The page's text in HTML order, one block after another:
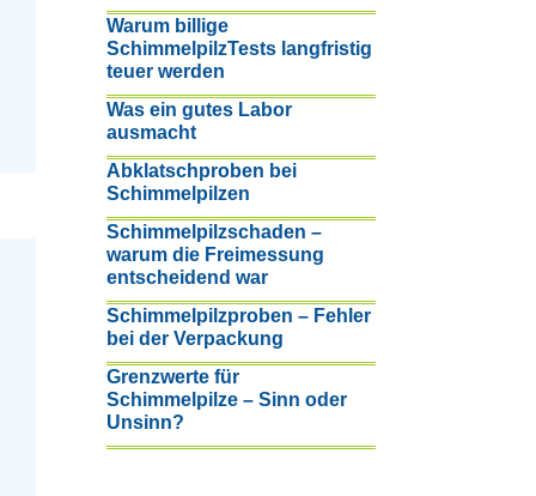
Warum billige
SchimmelpilzTests langfristig
teuer werden
Was ein gutes Labor
ausmacht
Abklatschproben bei
Schimmelpilzen
Schimmelpilzschaden –
warum die Freimessung
entscheidend war
Schimmelpilzproben – Fehler
bei der Verpackung
Grenzwerte für
Schimmelpilze – Sinn oder
Unsinn?